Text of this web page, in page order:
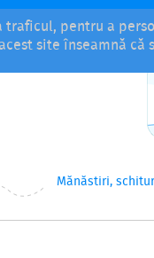
pentru a
site înseamnă că
Mănăstiri,